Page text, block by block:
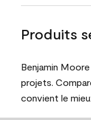
Produits
Benjamin
projets.
convient le